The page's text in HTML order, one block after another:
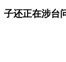
子还正在涉台